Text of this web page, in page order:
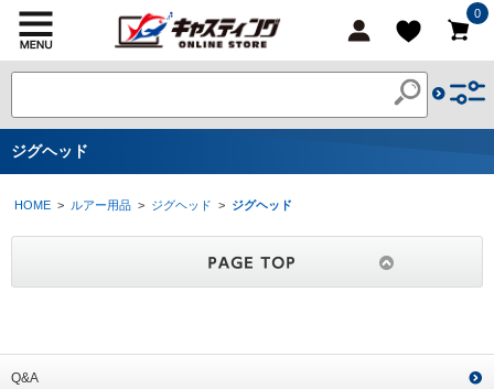
0
ジグヘッド
HOME > ルアー用品 > ジグヘッド > ジグヘッド
Q&A